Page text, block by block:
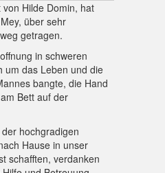
Hilde Domin, hat
über sehr
getragen.
in schweren
um das Leben und die
bangte, die Hand
Bett auf der
hochgradigen
Hause in unser
schafften, verdanken